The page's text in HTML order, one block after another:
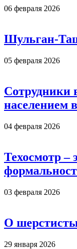
06 февраля 2026
Шульган-
05 февраля 2026
Сотрудники
населением
04 февраля 2026
Техосмотр –
03 февраля 2026
О
29 января 2026